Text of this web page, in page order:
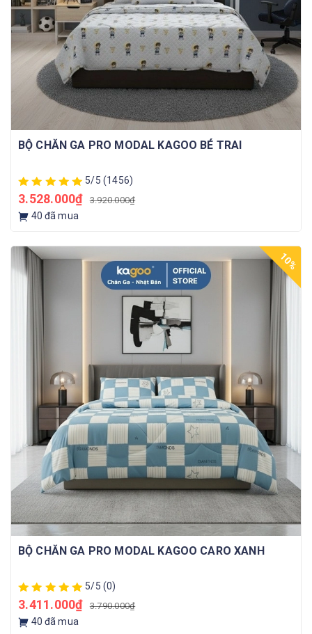
BỘ CHĂN GA PRO MODAL KAGOO BÉ TRAI
5/5 (1456)
3.528.000₫ 3.920.000₫
40 đã mua
10%
BỘ CHĂN GA PRO MODAL KAGOO CARO XANH
5/5 (0)
3.411.000₫ 3.790.000₫
40 đã mua